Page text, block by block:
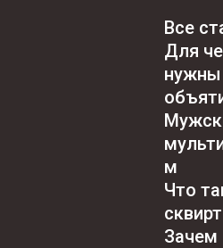
Все
Для
нужны
м
Что
Зачем